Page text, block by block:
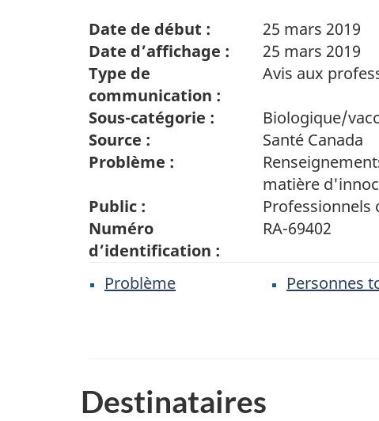
Date de début :
25 mars 2019
Date d’affichage :
25 mars 2019
Type de
communication :
Avis aux
Sous-catégorie :
Biologique/
Source :
Santé Canada
Problème :
matière
Public :
Professionnels
Numéro
d’identification :
RA-69402
Problème Personnes
Destinataires